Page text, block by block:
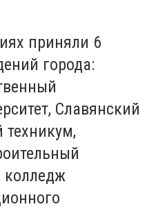
приняли 6
города:
Славянский
колледж